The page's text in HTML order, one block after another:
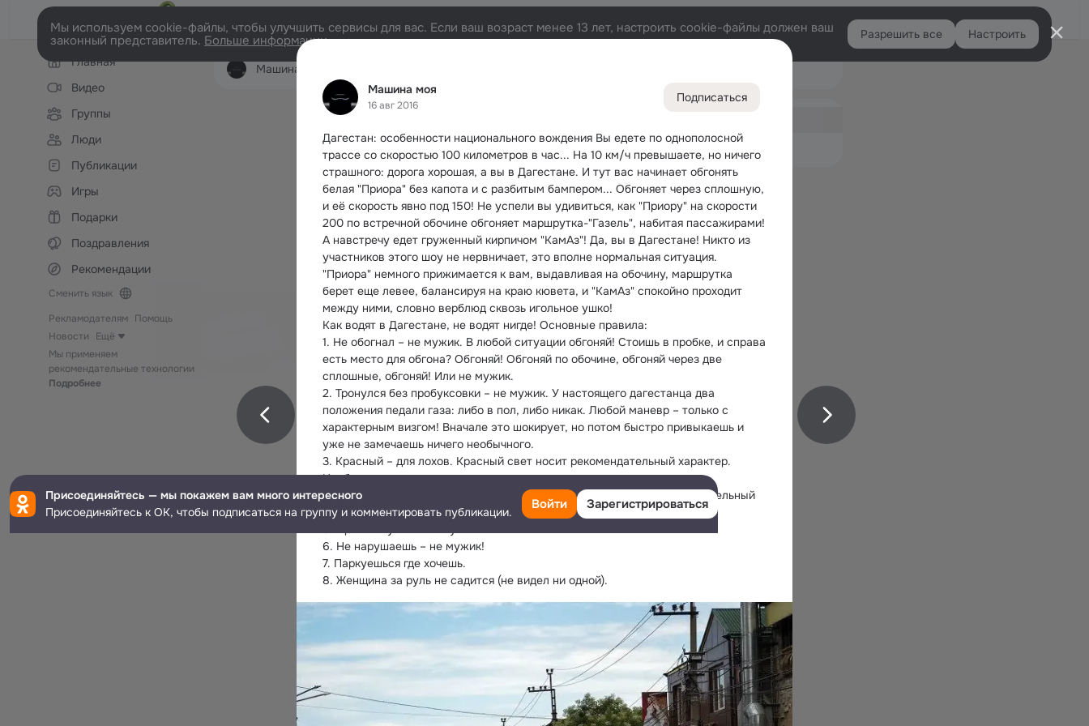
Машина моя
16 авг 2016
Подписаться
Дагестан: особенности национального вождения Вы едете по однополосной
трассе со скоростью 100 километров в час... На 10 км/ч превышаете, но ничего
страшного: дорога хорошая, а вы в Дагестане. И тут вас начинает обгонять
белая "Приора" без капота и с разбитым бампером... Обгоняет через сплошную,
и её скорость явно под 150! Не успели вы удивиться, как "Приору" на скорости
200 по встречной обочине обгоняет маршрутка-"Газель", набитая пассажирами!
А навстречу едет груженный кирпичом "КамАз"! Да, вы в Дагестане! Никто из
участников этого шоу не нервничает, это вполне нормальная ситуация.
"Приора" немного прижимается к вам, выдавливая на обочину, маршрутка
берет еще левее, балансируя на краю кювета, и "КамАз" спокойно проходит
между ними, словно верблюд сквозь игольное ушко!
Как водят в Дагестане, не водят нигде! Основные правила:
1. Не обогнал – не мужик. В любой ситуации обгоняй! Стоишь в пробке, и справа
есть место для обгона? Обгоняй! Обгоняй по обочине, обгоняй через две
сплошные, обгоняй! Или не мужик.
2. Тронулся без пробуксовки – не мужик. У настоящего дагестанца два
положения педали газа: либо в пол, либо никак. Любой маневр – только с
характерным визгом! Вначале это шокирует, но потом быстро привыкаешь и
уже не замечаешь ничего необычного.
3. Красный – для лохов. Красный свет носит рекомендательный характер.
Необязательно останавливаться.
4. В принципе, две сплошные и другие правила тоже носят рекомендательный
характер.
6. Не нарушаешь – не мужик!
7. Паркуешься где хочешь.
8. Женщина за руль не садится (не видел ни одной).
Войти
Мы используем cookie-файлы, чтобы улучшить сервисы для вас. Если ваш возраст менее 13 лет, настроить cookie-файлы должен ваш
законный представитель. Больше информации Разрешить все Настроить
Левая
колонкаГлавная
Видео
Группы
Люди
Публикации
Игры
Подарки
Поздравления
Рекомендации
Сменить язык
Рекламодателям Помощь
Новости
Ещё
Мы применяем
рекомендательные технологии
Подробнее
Машина моя
Дополнительная
Обсуждаемые
Присоединяйтесь — мы покажем вам много интересного
Присоединяйтесь к ОК, чтобы подписаться на группу и комментировать публикации.
Войти Зарегистрироваться